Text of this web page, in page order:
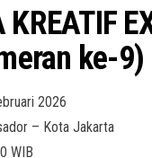
Acara &
Promo
Terbaru
Bazaar,
Workshop,
Job Fair,
Lomba dll.
ke-9)
2026
– Kota Jakarta
WIB